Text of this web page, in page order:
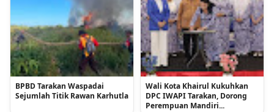
BPBD Tarakan Waspadai
Sejumlah Titik Rawan Karhutla
Wali Kota Khairul Kukuhkan
DPC IWAPI Tarakan, Dorong
Perempuan Mandiri...